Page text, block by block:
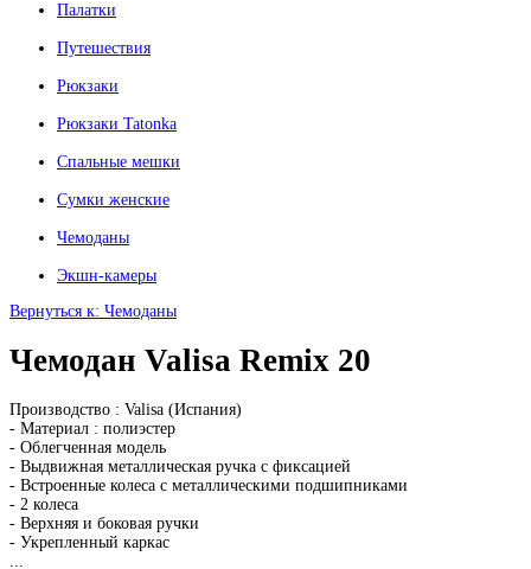
Палатки
Путешествия
Рюкзаки
Рюкзаки Tatonka
Спальные мешки
Сумки женские
Чемоданы
Экшн-камеры
Вернуться к: Чемоданы
Чемодан Valisa Remix 20
Производство : Valisa (Испания)
- Материал : полиэстер
- Облегченная модель
- Выдвижная металлическая ручка с фиксацией
- Встроенные колеса с металлическими подшипниками
- 2 колеса
- Верхняя и боковая ручки
- Укрепленный каркас
...